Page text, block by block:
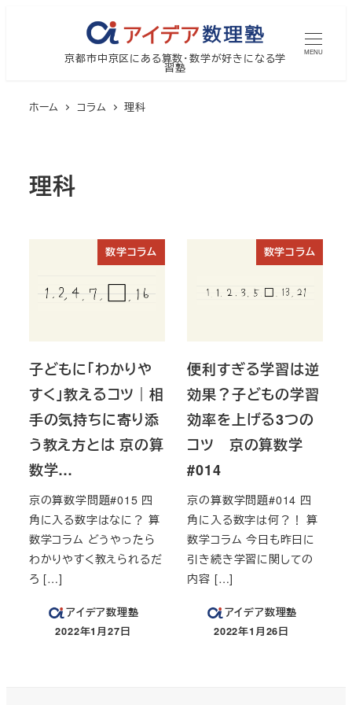
京都市中京区にある算数・数学が好きになる学
習塾
MENU
ホーム コラム 理科
理科
数学コラム
子どもに「わかりや
すく」教えるコツ｜相
手の気持ちに寄り添
う教え方とは 京の算
数学…
京の算数学問題#015 四
角に入る数字はなに？ 算
数学コラム どうやったら
わかりやすく教えられるだ
ろ […]
アイデア数理塾
投稿日
2022年1月27日
数学コラム
便利すぎる学習は逆
効果？子どもの学習
効率を上げる3つの
コツ 京の算数学
#014
京の算数学問題#014 四
角に入る数字は何？！ 算
数学コラム 今日も昨日に
引き続き学習に関しての
内容 […]
アイデア数理塾
投稿日
2022年1月26日